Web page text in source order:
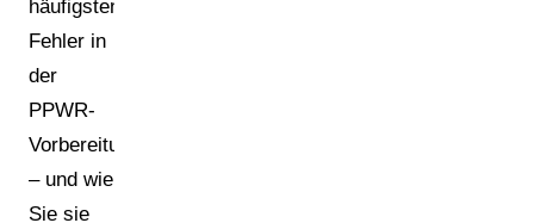
häufigsten
Fehler in
der
PPWR-
Vorbereitung
– und wie
Sie sie